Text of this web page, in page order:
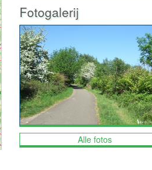
Fotogalerij
Alle fotos